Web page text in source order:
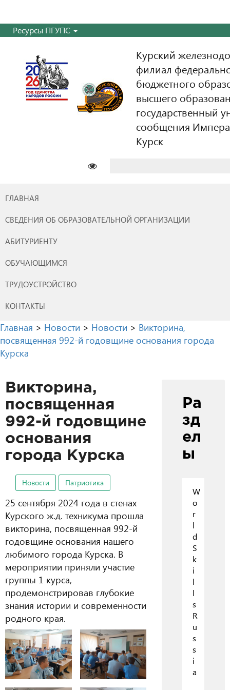
Ресурсы ПГУПС
Курский
филиал
бюджетного
высшего
государственный
сообщения
Курск
ГЛАВНАЯ
СВЕДЕНИЯ ОБ ОБРАЗОВАТЕЛЬНОЙ ОРГАНИЗАЦИИ
АБИТУРИЕНТУ
ОБУЧАЮЩИМСЯ
ТРУДОУСТРОЙСТВО
КОНТАКТЫ
Главная > Новости > Новости > Викторина,
посвященная 992-й годовщине основания города
Курска
Викторина,
посвященная
992-й годовщине
основания
города Курска
Новости Патриотика
25 сентября 2024 года в стенах
Курского ж.д. техникума прошла
викторина, посвященная 992-й
годовщине основания нашего
любимого города Курска. В
мероприятии приняли участие
группы 1 курса,
продемонстрировав глубокие
знания истории и современности
родного края.
Ра
зд
ел
ы
W
o
r
l
d
S
k
i
l
l
s
R
u
s
s
i
a